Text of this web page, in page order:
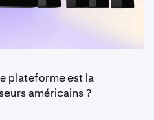
plateforme est la
américains ?